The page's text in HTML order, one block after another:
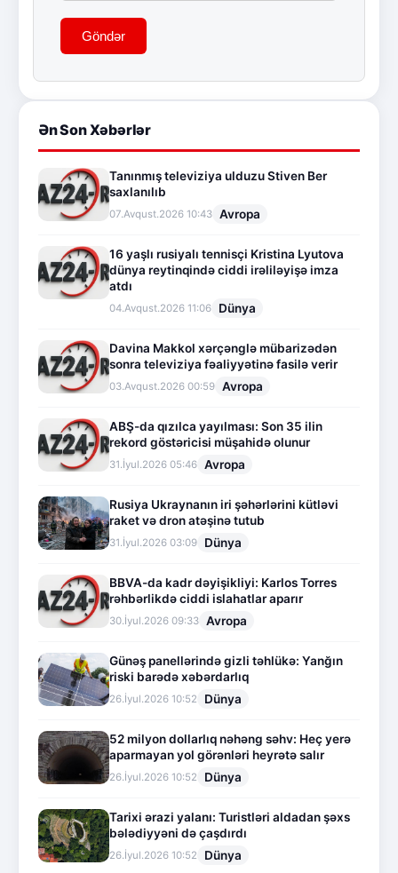
Göndər
Ən Son Xəbərlər
Tanınmış televiziya ulduzu Stiven Ber
saxlanılıb
07.Avqust.2026 10:43 Avropa
16 yaşlı rusiyalı tennisçi Kristina Lyutova
dünya reytinqində ciddi irəliləyişə imza
atdı
04.Avqust.2026 11:06 Dünya
Davina Makkol xərçənglə mübarizədən
sonra televiziya fəaliyyətinə fasilə verir
03.Avqust.2026 00:59 Avropa
ABŞ-da qızılca yayılması: Son 35 ilin
rekord göstəricisi müşahidə olunur
31.İyul.2026 05:46 Avropa
Rusiya Ukraynanın iri şəhərlərini kütləvi
raket və dron atəşinə tutub
31.İyul.2026 03:09 Dünya
BBVA-da kadr dəyişikliyi: Karlos Torres
rəhbərlikdə ciddi islahatlar aparır
30.İyul.2026 09:33 Avropa
Günəş panellərində gizli təhlükə: Yanğın
riski barədə xəbərdarlıq
26.İyul.2026 10:52 Dünya
52 milyon dollarlıq nəhəng səhv: Heç yerə
aparmayan yol görənləri heyrətə salır
26.İyul.2026 10:52 Dünya
Tarixi ərazi yalanı: Turistləri aldadan şəxs
bələdiyyəni də çaşdırdı
26.İyul.2026 10:52 Dünya